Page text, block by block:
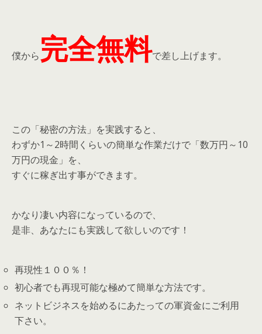
僕から完全無料で差し上げます。
この「秘密の方法」を実践すると、
わずか1～2時間くらいの簡単な作業だけで「数万円～10
万円の現金」を、
すぐに稼ぎ出す事ができます。
かなり凄い内容になっているので、
是非、あなたにも実践して欲しいのです！
再現性１００％！
初心者でも再現可能な極めて簡単な方法です。
ネットビジネスを始めるにあたっての軍資金にご利用
下さい。